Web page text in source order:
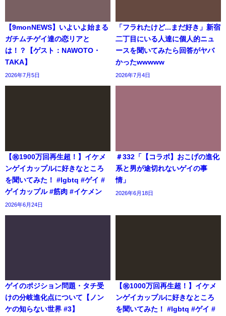
【9monNEWS】いよいよ始まる
ガチムチゲイ達の恋リアと
は！？【ゲスト：NAWOTO・
TAKA】
2026年7月5日
「フラれたけど...まだ好き」新宿
二丁目にいる人達に個人的ニュ
ースを聞いてみたら回答がヤバ
かったwwwww
2026年7月4日
【㊗️1900万回再生超！】イケメ
ンゲイカップルに好きなところ
を聞いてみた！ #lgbtq #ゲイ #
ゲイカップル #筋肉 #イケメン
2026年6月24日
＃332「【コラボ】おこげの進化
系と男が途切れないゲイの事
情」
2026年6月18日
ゲイのポジション問題・タチ受
けの分岐進化点について【ノン
ケの知らない世界 #3】
【㊗️1000万回再生超！】イケメ
ンゲイカップルに好きなところ
を聞いてみた！ #lgbtq #ゲイ #